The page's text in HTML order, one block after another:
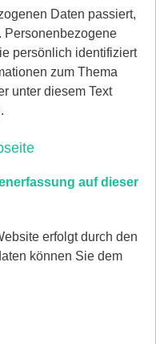
Daten passiert,
Personenbezogene
persönlich identifiziert
zum Thema
unter diesem Text
auf dieser
erfolgt durch den
können Sie dem